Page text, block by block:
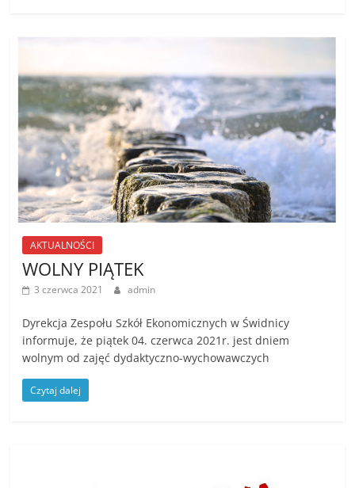
AKTUALNOŚCI
WOLNY PIĄTEK
3 czerwca 2021 admin
Dyrekcja Zespołu Szkół Ekonomicznych w Świdnicy
informuje, że piątek 04. czerwca 2021r. jest dniem
wolnym od zajęć dydaktyczno-wychowawczych
Czytaj dalej